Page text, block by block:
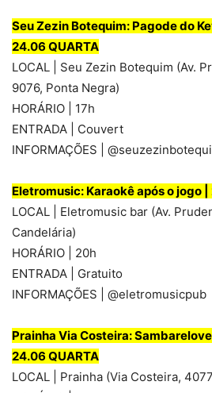
Seu Zezin Botequim: Pagode do
24.06 QUARTA
LOCAL | Seu Zezin Botequim (Av.
9076, Ponta Negra)
HORÁRIO | 17h
ENTRADA | Couvert
INFORMAÇÕES |
Eletromusic: Karaokê após o jogo
LOCAL | Eletromusic bar (Av.
Candelária)
HORÁRIO | 20h
ENTRADA | Gratuito
INFORMAÇÕES | @eletromusicpub
Prainha Via Costeira:
24.06 QUARTA
LOCAL | Prainha (Via Costeira,